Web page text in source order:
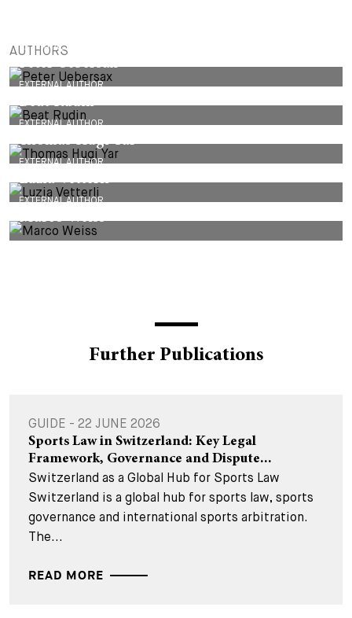
AUTHORS
EXTERNAL AUTHOR
Peter Uebersax
EXTERNAL AUTHOR
Beat Rudin
EXTERNAL AUTHOR
Thomas Hugi Yar
EXTERNAL AUTHOR
Luzia Vetterli
EXTERNAL AUTHOR
Marco Weiss
Further Publications
GUIDE - 22 JUNE 2026
Sports Law in Switzerland: Key Legal
Framework, Governance and Dispute...
Switzerland as a Global Hub for Sports Law
Switzerland is a global hub for sports law, sports
governance and international sports arbitration.
The...
READ MORE